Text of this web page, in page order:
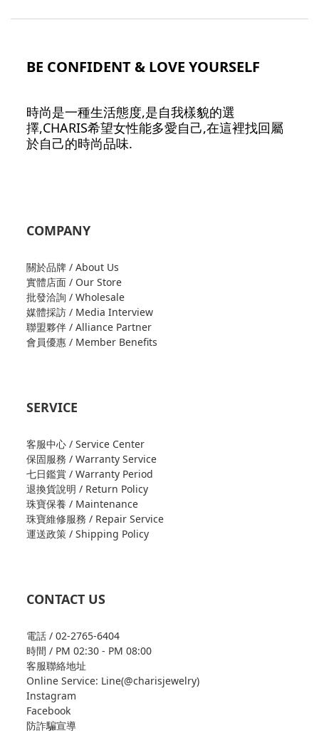
BE CONFIDENT & LOVE YOURSELF
時尚是一種生活態度,是自我樣貌的選
擇,CHARIS希望女性能多愛自己,在這裡找回屬
於自己的時尚品味.
COMPANY
關於品牌 / About Us
實體店面 / Our Store
批發洽詢 / Wholesale
媒體採訪 / Media Interview
聯盟夥伴 / Alliance Partner
會員優惠 / Member Benefits
SERVICE
客服中心 / Service Center
保固服務 / Warranty Service
七日鑑賞 / Warranty Period
退換貨說明 / Return Policy
珠寶保養 / Maintenance
珠寶維修服務 / Repair Service
運送政策 / Shipping Policy
CONTACT US
電話 / 02-2765-6404
時間 / PM 02:30 - PM 08:00
客服聯絡地址
Online Service: Line(@charisjewelry)
Instagram
Facebook
防詐騙宣導